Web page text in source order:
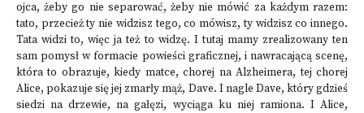
ojca, żeby go nie separować, żeby nie mówić za każdym razem:
tato, przecież ty nie widzisz tego, co mówisz, ty widzisz co innego.
Tata widzi to, więc ja też to widzę. I tutaj mamy zrealizowany ten
sam pomysł w formacie powieści graficznej, i nawracającą scenę,
która to obrazuje, kiedy matce, chorej na Alzheimera, tej chorej
Alice, pokazuje się jej zmarły mąż, Dave. I nagle Dave, który gdzieś
siedzi na drzewie, na gałęzi, wyciąga ku niej ramiona. I Alice,